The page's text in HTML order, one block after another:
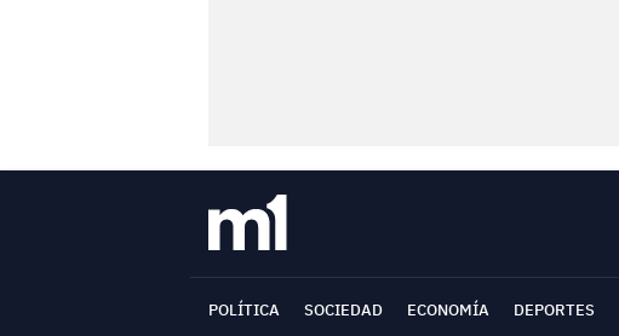
POLÍTICA SOCIEDAD ECONOMÍA DEPORTES